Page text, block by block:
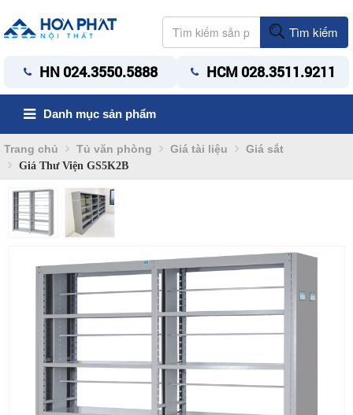
Tìm kiếm
HN 024.3550.5888 HCM 028.3511.9211
Danh mục sản phẩm
Trang chủ Tủ văn phòng Giá tài liệu Giá sắt
Giá Thư Viện GS5K2B